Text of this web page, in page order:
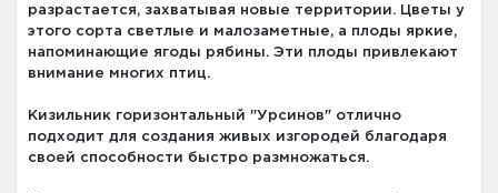
разрастается, захватывая новые территории. Цветы у
этого сорта светлые и малозаметные, а плоды яркие,
напоминающие ягоды рябины. Эти плоды привлекают
внимание многих птиц.
Кизильник горизонтальный "Урсинов" отлично
подходит для создания живых изгородей благодаря
своей способности быстро размножаться.